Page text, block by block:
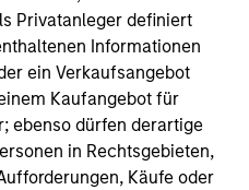
Privatanleger definiert
Informationen
ein Verkaufsangebot
Kaufangebot für
ebenso dürfen derartige
in Rechtsgebieten,
Käufe oder
you are navigating to a
these hyperlinks to you
inclusion of any hyperlink is
approval,
by us of any
site. In no event
information contained on